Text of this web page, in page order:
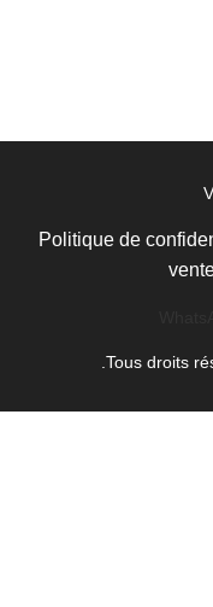
Politique de
Tous droits